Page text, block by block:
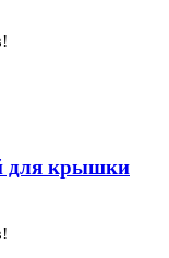
для крышки